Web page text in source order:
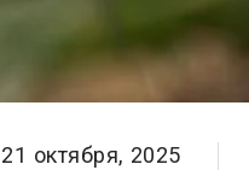
21 октября, 2025